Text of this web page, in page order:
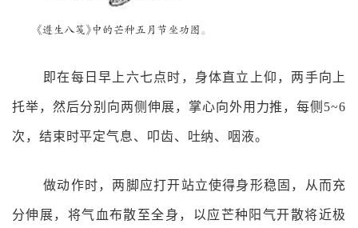
即在每日早上六七点时，身体直立上仰，两手向上
托举，然后分别向两侧伸展，掌心向外用力推，每侧5~6
次，结束时平定气息、叩齿、吐纳、咽液。
做动作时，两脚应打开站立使得身形稳固，从而充
分伸展，将气血布散至全身，以应芒种阳气开散将近极